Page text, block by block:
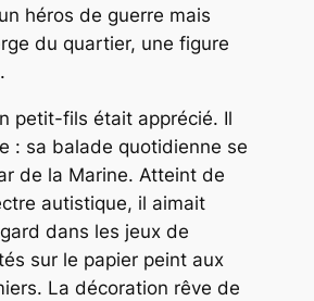
héros de guerre mais
du quartier, une figure
petit-fils était apprécié. Il
: sa balade quotidienne se
de la Marine. Atteint de
autistique, il aimait
dans les jeux de
sur le papier peint aux
La décoration rêve de